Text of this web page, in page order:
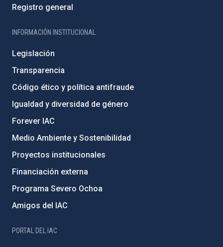
Registro general
INFORMACIÓN INSTITUCIONAL
Legislación
Transparencia
Código ético y política antifraude
Igualdad y diversidad de género
Forever IAC
Medio Ambiente y Sostenibilidad
Proyectos institucionales
Financiación externa
Programa Severo Ochoa
Amigos del IAC
PORTAL DEL IAC